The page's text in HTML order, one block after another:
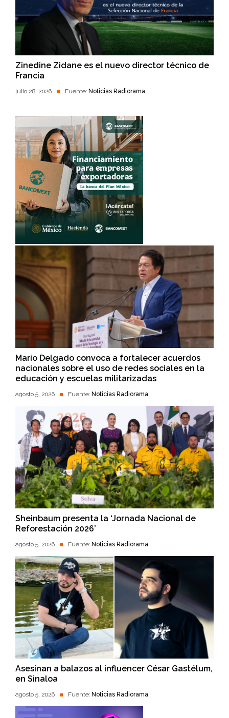
Zinedine Zidane es el nuevo director técnico de
Francia
julio 28, 2026 Fuente: Noticias Radiorama
Mario Delgado convoca a fortalecer acuerdos
nacionales sobre el uso de redes sociales en la
educación y escuelas militarizadas
agosto 5, 2026 Fuente: Noticias Radiorama
Sheinbaum presenta la ‘Jornada Nacional de
Reforestación 2026’
agosto 5, 2026 Fuente: Noticias Radiorama
Asesinan a balazos al influencer César Gastélum,
en Sinaloa
agosto 5, 2026 Fuente: Noticias Radiorama